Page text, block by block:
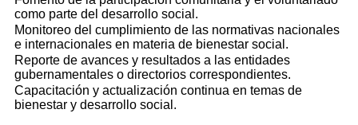
como parte del desarrollo social.
Monitoreo del cumplimiento de las normativas nacionales
e internacionales en materia de bienestar social.
Reporte de avances y resultados a las entidades
gubernamentales o directorios correspondientes.
Capacitación y actualización continua en temas de
bienestar y desarrollo social.